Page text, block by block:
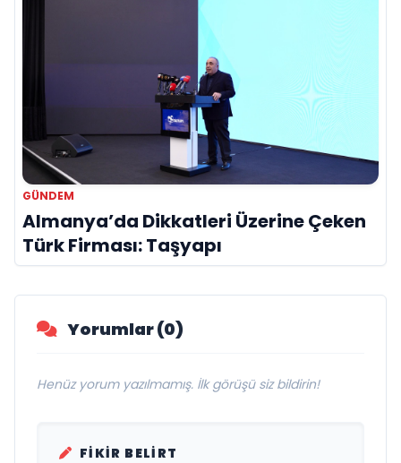
GÜNDEM
Almanya’da Dikkatleri Üzerine Çeken
Türk Firması: Taşyapı
Yorumlar (0)
Henüz yorum yazılmamış. İlk görüşü siz bildirin!
FIKIR BELIRT